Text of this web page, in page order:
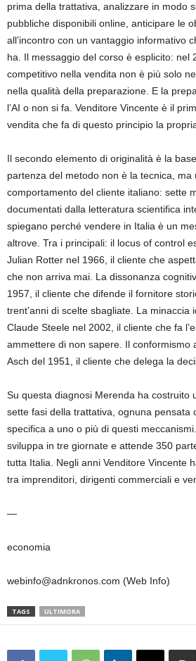
prima della trattativa, analizzare in modo
pubbliche disponibili online, anticipare le
all’incontro con un vantaggio informativo
ha. Il messaggio del corso è esplicito: nel
competitivo nella vendita non è più solo
nella qualità della preparazione. E la
l’AI o non si fa. Venditore Vincente è il
vendita che fa di questo principio la
Il secondo elemento di originalità è la
partenza del metodo non è la tecnica, ma
comportamento del cliente italiano: sette
documentati dalla letteratura scientifica
spiegano perché vendere in Italia è un
altrove. Tra i principali: il locus of control
Julian Rotter nel 1966, il cliente che
che non arriva mai. La dissonanza
1957, il cliente che difende il fornitore
trent’anni di scelte sbagliate. La minaccia
Claude Steele nel 2002, il cliente che fa
ammettere di non sapere. Il conformismo
Asch del 1951, il cliente che delega la
Su questa diagnosi Merenda ha costruito
sette fasi della trattativa, ognuna pensata
specifica a uno o più di questi
sviluppa in tre giornate e attende 350
tutta Italia. Negli anni Venditore Vincente
tra imprenditori, dirigenti commerciali e
—
economia
webinfo@adnkronos.com (Web Info)
TAGS ULTIMORA